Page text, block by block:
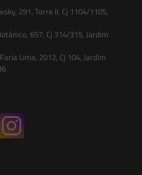
291, Torre II, Cj 1104/1105,
657, Cj 314/315, Jardim
Lima, 2012, Cj 104, Jardim